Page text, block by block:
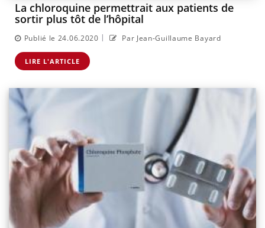
La chloroquine permettrait aux patients de
sortir plus tôt de l’hôpital
Publié le 24.06.2020 | Par Jean-Guillaume Bayard
LIRE L'ARTICLE